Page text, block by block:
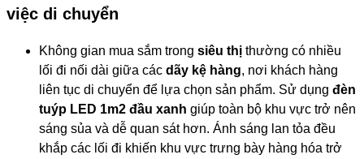
việc di chuyển
Không gian mua sắm trong siêu thị thường có nhiều
lối đi nối dài giữa các dãy kệ hàng, nơi khách hàng
liên tục di chuyển để lựa chọn sản phẩm. Sử dụng đèn
tuýp LED 1m2 đầu xanh giúp toàn bộ khu vực trở nên
sáng sủa và dễ quan sát hơn. Ánh sáng lan tỏa đều
khắp các lối đi khiến khu vực trưng bày hàng hóa trở